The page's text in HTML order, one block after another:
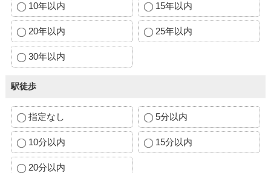
10年以内 15年以内
20年以内 25年以内
30年以内
駅徒歩
指定なし 5分以内
10分以内 15分以内
20分以内